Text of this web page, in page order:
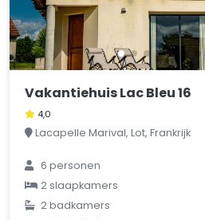
Vakantiehuis Lac Bleu 16
4,0
Lacapelle Marival, Lot, Frankrijk
6 personen
2 slaapkamers
2 badkamers